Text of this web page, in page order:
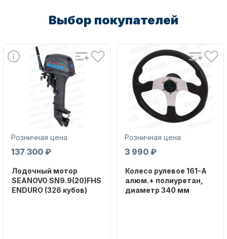
Аксессуары для лодок и
Подобрать запчасти для
лодочных моторов
Выбор покупателей
Розничная цена
137 300 ₽
Лодочный мотор
SEANOVO SN9.9(20)FHS
ENDURO (326 кубов)
Розничная цена
3 990 ₽
Колесо рулевое 161-A
алюм.+ полиуретан,
диаметр 340 мм